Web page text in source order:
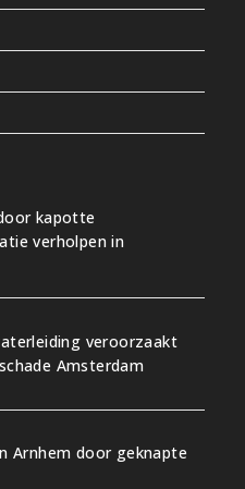
kapotte
verholpen in
veroorzaakt
Amsterdam
Arnhem door geknapte